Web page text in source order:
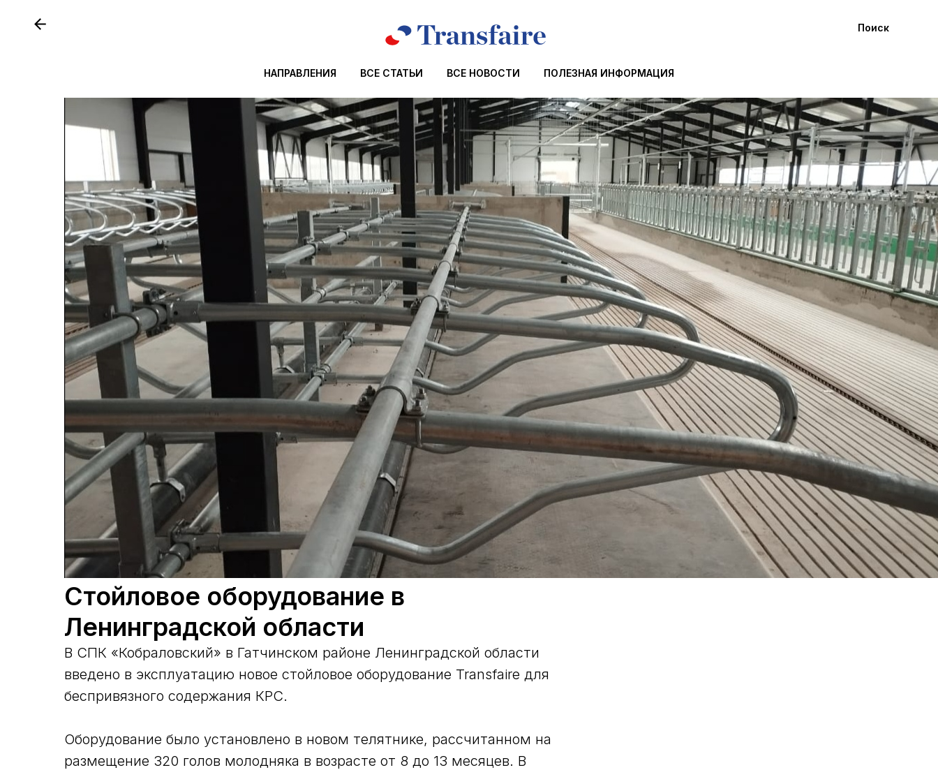
Поиск
НАПРАВЛЕНИЯ ВСЕ СТАТЬИ ВСЕ НОВОСТИ ПОЛЕЗНАЯ ИНФОРМАЦИЯ
Стойловое оборудование в
Ленинградской области
В СПК «Кобраловский» в Гатчинском районе Ленинградской области
введено в эксплуатацию новое стойловое оборудование Transfaire для
беспривязного содержания КРС.
Оборудование было установлено в новом телятнике, рассчитанном на
размещение 320 голов молодняка в возрасте от 8 до 13 месяцев. В